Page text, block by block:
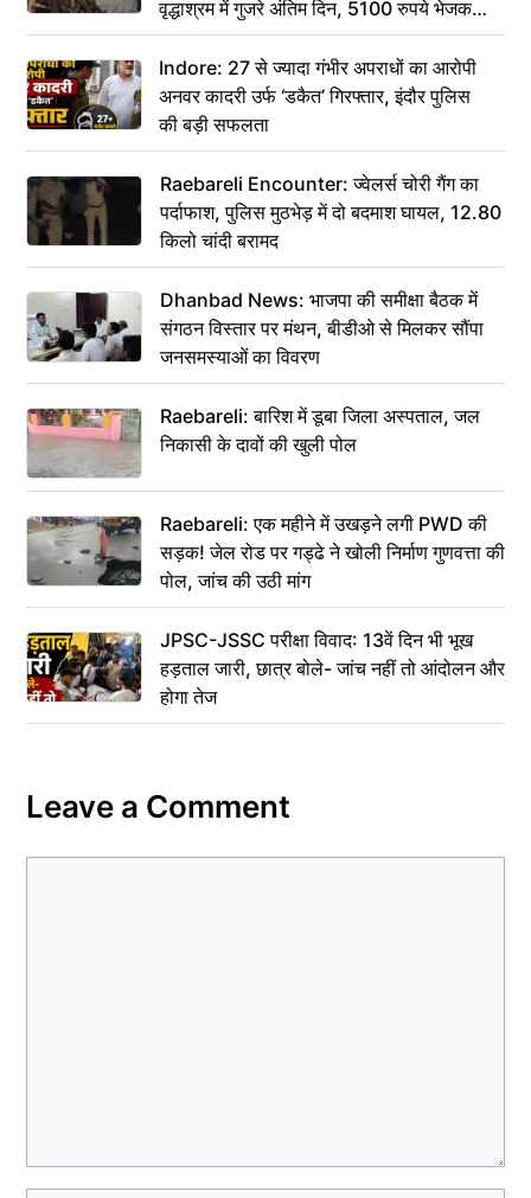
वृद्धाश्रम में गुजरे अंतिम दिन, 5100 रुपये भेजकर
कहा– अंतिम संस्कार कर दीजिए हम नहीं आ पाएंगे
Indore: 27 से ज्यादा गंभीर अपराधों का आरोपी
अनवर कादरी उर्फ ‘डकैत’ गिरफ्तार, इंदौर पुलिस
की बड़ी सफलता
Raebareli Encounter: ज्वेलर्स चोरी गैंग का
पर्दाफाश, पुलिस मुठभेड़ में दो बदमाश घायल, 12.80
किलो चांदी बरामद
Dhanbad News: भाजपा की समीक्षा बैठक में
संगठन विस्तार पर मंथन, बीडीओ से मिलकर सौंपा
जनसमस्याओं का विवरण
Raebareli: बारिश में डूबा जिला अस्पताल, जल
निकासी के दावों की खुली पोल
Raebareli: एक महीने में उखड़ने लगी PWD की
सड़क! जेल रोड पर गड्ढे ने खोली निर्माण गुणवत्ता की
पोल, जांच की उठी मांग
JPSC-JSSC परीक्षा विवाद: 13वें दिन भी भूख
हड़ताल जारी, छात्र बोले- जांच नहीं तो आंदोलन और
होगा तेज
Leave a Comment